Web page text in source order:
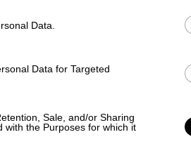
Data.
Data for Targeted
Sale, and/or Sharing
with the Purposes for which it
την πρωτιά!
πλανήτη
είναι πολύ μακριά από